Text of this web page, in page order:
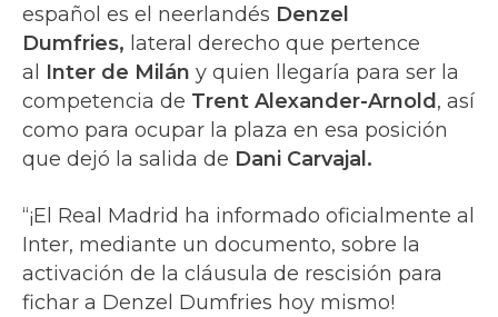
español es el neerlandés Denzel
Dumfries, lateral derecho que pertence
al Inter de Milán y quien llegaría para ser la
competencia de Trent Alexander-Arnold, así
como para ocupar la plaza en esa posición
que dejó la salida de Dani Carvajal.
“¡El Real Madrid ha informado oficialmente al
Inter, mediante un documento, sobre la
activación de la cláusula de rescisión para
fichar a Denzel Dumfries hoy mismo!